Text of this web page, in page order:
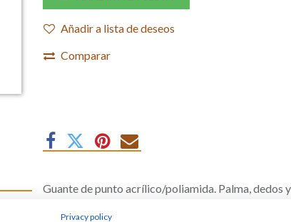
Añadir a lista de deseos
Comparar
Guante de punto acrílico/poliamida. Palma, dedos
Privacy policy